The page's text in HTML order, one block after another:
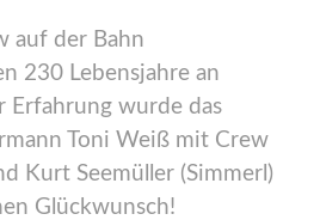
auf der Bahn
230 Lebensjahre an
Erfahrung wurde das
Toni Weiß mit Crew
Kurt Seemüller (Simmerl)
Glückwunsch!